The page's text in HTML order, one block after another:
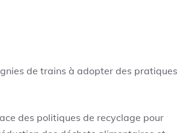
de trains à adopter des pratiques
des politiques de recyclage pour